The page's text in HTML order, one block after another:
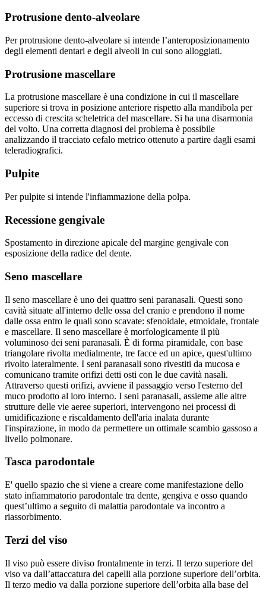
Protrusione dento-alveolare
Per protrusione dento-alveolare si intende l’anteroposizionamento
degli elementi dentari e degli alveoli in cui sono alloggiati.
Protrusione mascellare
La protrusione mascellare è una condizione in cui il mascellare
superiore si trova in posizione anteriore rispetto alla mandibola per
eccesso di crescita scheletrica del mascellare. Si ha una disarmonia
del volto. Una corretta diagnosi del problema è possibile
analizzando il tracciato cefalo metrico ottenuto a partire dagli esami
teleradiografici.
Pulpite
Per pulpite si intende l'infiammazione della polpa.
Recessione gengivale
Spostamento in direzione apicale del margine gengivale con
esposizione della radice del dente.
Seno mascellare
Il seno mascellare è uno dei quattro seni paranasali. Questi sono
cavità situate all'interno delle ossa del cranio e prendono il nome
dalle ossa entro le quali sono scavate: sfenoidale, etmoidale, frontale
e mascellare. Il seno mascellare è morfologicamente il più
voluminoso dei seni paranasali. È di forma piramidale, con base
triangolare rivolta medialmente, tre facce ed un apice, quest'ultimo
rivolto lateralmente. I seni paranasali sono rivestiti da mucosa e
comunicano tramite orifizi detti osti con le due cavità nasali.
Attraverso questi orifizi, avviene il passaggio verso l'esterno del
muco prodotto al loro interno. I seni paranasali, assieme alle altre
strutture delle vie aeree superiori, intervengono nei processi di
umidificazione e riscaldamento dell'aria inalata durante
l'inspirazione, in modo da permettere un ottimale scambio gassoso a
livello polmonare.
Tasca parodontale
E' quello spazio che si viene a creare come manifestazione dello
stato infiammatorio parodontale tra dente, gengiva e osso quando
quest’ultimo a seguito di malattia parodontale va incontro a
riassorbimento.
Terzi del viso
Il viso può essere diviso frontalmente in terzi. Il terzo superiore del
viso va dall’attaccatura dei capelli alla porzione superiore dell’orbita.
Il terzo medio va dalla porzione superiore dell’orbita alla base del